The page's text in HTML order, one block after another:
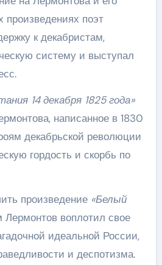
произведениях поэт
к декабристам,
систему и выступал
14 декабря 1825 года»
написанное в 1830
декабрьской революции
гордость и скорбь по
произведение «Белый
Лермонтов воплотил свое
идеальной России,
и деспотизма.